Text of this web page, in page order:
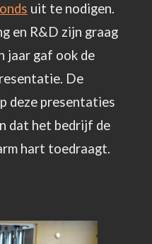
uit te nodigen.
en R&D zijn graag
jaar gaf ook de
De
deze presentaties
dat het bedrijf de
hart toedraagt.